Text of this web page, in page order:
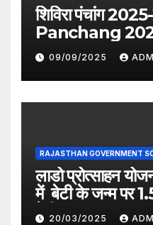
शिविरा पंचांग
Panchang
09/09/2025
RAJASTHAN GOVERNMENT
लाडो प्रोत्साहन
में बेटी के जन्म पर
देगी सरकार
20/03/2025